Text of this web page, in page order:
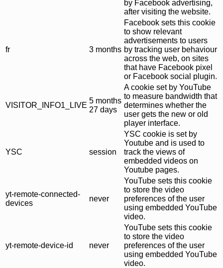
by Facebook advertising,
after visiting the website.
fr 3 months
Facebook sets this cookie
to show relevant
advertisements to users
by tracking user behaviour
across the web, on sites
that have Facebook pixel
or Facebook social plugin.
VISITOR_INFO1_LIVE
5 months
27 days
A cookie set by YouTube
to measure bandwidth that
determines whether the
user gets the new or old
player interface.
YSC session
YSC cookie is set by
Youtube and is used to
track the views of
embedded videos on
Youtube pages.
yt-remote-connected-
devices
never
YouTube sets this cookie
to store the video
preferences of the user
using embedded YouTube
video.
yt-remote-device-id never
YouTube sets this cookie
to store the video
preferences of the user
using embedded YouTube
video.